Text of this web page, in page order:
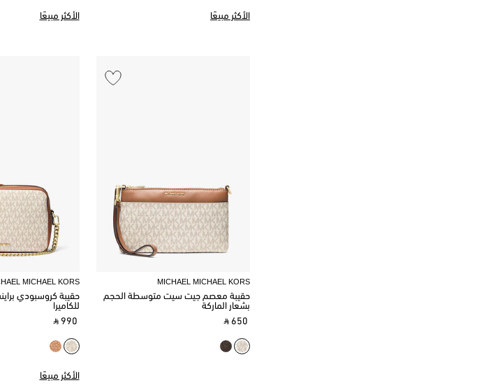
الأكثر مبيعًا الأكثر مبيعًا
MICHAEL MICHAEL KORS
حقيبة معصم جيت سيت متوسطة الحجم
بشعار الماركة
‎ ⃁ 650 ‎
MICHAEL KORS
حقيبة كروسبودي
للكاميرا
‎ ⃁ 990 ‎
الأكثر مبيعًا